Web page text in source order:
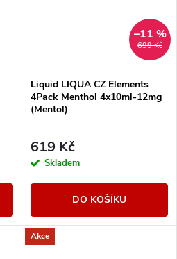
699 Kč
–11 %
Liquid LIQUA CZ Elements
4Pack Menthol 4x10ml-12mg
(Mentol)
619 Kč
Skladem
DO KOŠÍKU
Akce